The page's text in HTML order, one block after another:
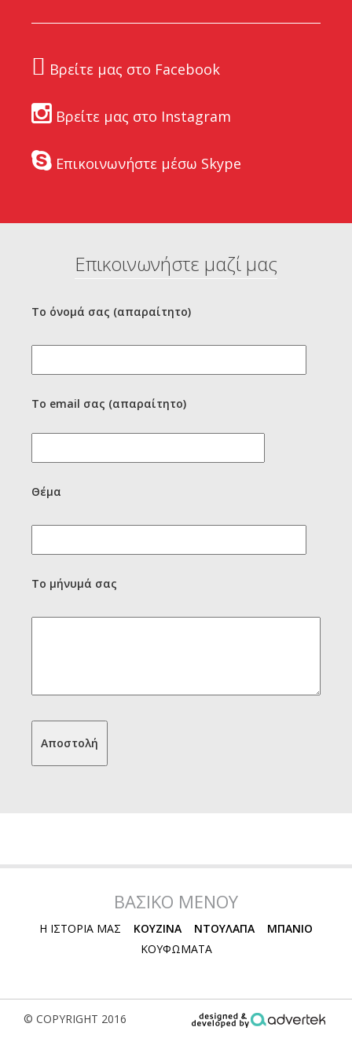
Βρείτε μας στο Facebook
Βρείτε μας στο Instagram
Επικοινωνήστε μέσω Skype
Επικοινωνήστε μαζί μας
Το όνομά σας (απαραίτητο)
Το email σας (απαραίτητο)
Θέμα
Το μήνυμά σας
ΒΑΣΙΚΟ ΜΕΝΟΥ
Η ΙΣΤΟΡΙΑ ΜΑΣ ΚΟΥΖΙΝΑ ΝΤΟΥΛΑΠΑ
ΜΠΑΝΙΟ
ΚΟΥΦΩΜΑΤΑ
© COPYRIGHT 2016